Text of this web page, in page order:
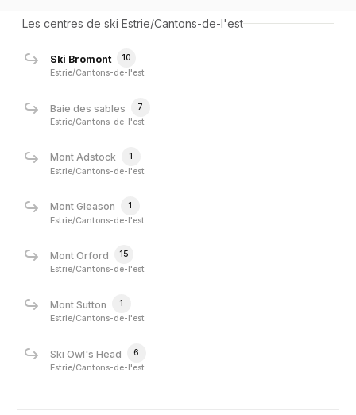
Les centres de ski Estrie/Cantons-de-l'est
Ski Bromont
10
Estrie/Cantons-de-l'est
Baie des sables
7
Estrie/Cantons-de-l'est
Mont Adstock
1
Estrie/Cantons-de-l'est
Mont Gleason
1
Estrie/Cantons-de-l'est
Mont Orford
15
Estrie/Cantons-de-l'est
Mont Sutton
1
Estrie/Cantons-de-l'est
Ski Owl's Head
6
Estrie/Cantons-de-l'est